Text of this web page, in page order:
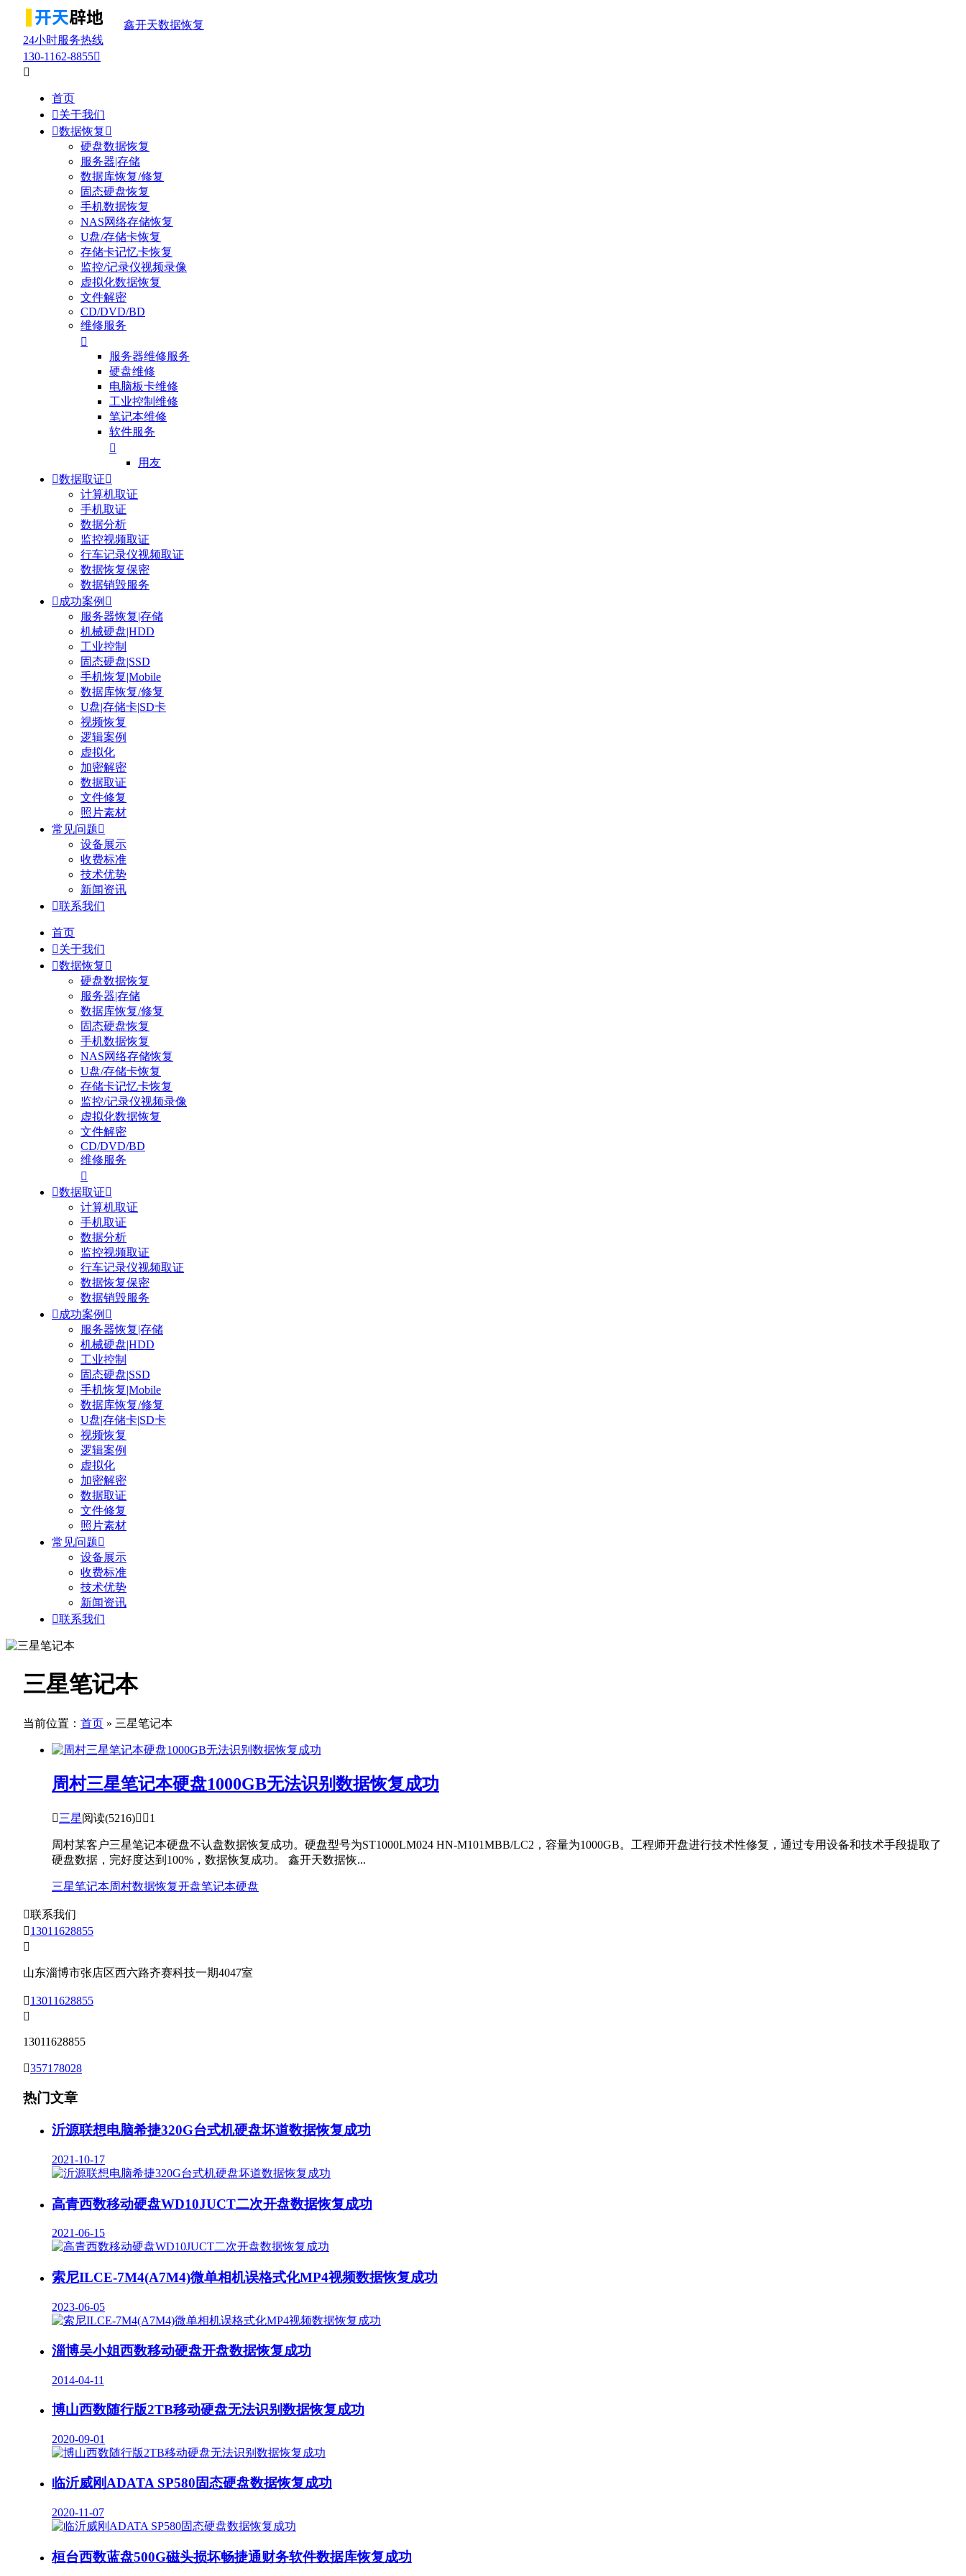
鑫开天数据恢复
24小时服务热线
130-1162-8855

首页
关于我们
数据恢复 
硬盘数据恢复
服务器|存储
数据库恢复/修复
固态硬盘恢复
手机数据恢复
NAS网络存储恢复
U盘/存储卡恢复
存储卡记忆卡恢复
监控/记录仪视频录像
虚拟化数据恢复
文件解密
CD/DVD/BD
维修服务

服务器维修服务
硬盘维修
电脑板卡维修
工业控制维修
笔记本维修
软件服务

用友
数据取证
计算机取证
手机取证
数据分析
监控视频取证
行车记录仪视频取证
数据恢复保密
数据销毁服务
 成功案例 
服务器恢复|存储
机械硬盘|HDD
工业控制
固态硬盘|SSD
手机恢复|Mobile
数据库恢复/修复
U盘|存储卡|SD卡
视频恢复
逻辑案例
虚拟化
加密解密
数据取证
文件修复
照片素材
常见问题
设备展示
收费标准
技术优势
新闻资讯
联系我们
首页
关于我们
数据恢复 
硬盘数据恢复
服务器|存储
数据库恢复/修复
固态硬盘恢复
手机数据恢复
NAS网络存储恢复
U盘/存储卡恢复
存储卡记忆卡恢复
监控/记录仪视频录像
虚拟化数据恢复
文件解密
CD/DVD/BD
维修服务

数据取证
计算机取证
手机取证
数据分析
监控视频取证
行车记录仪视频取证
数据恢复保密
数据销毁服务
 成功案例 
服务器恢复|存储
机械硬盘|HDD
工业控制
固态硬盘|SSD
手机恢复|Mobile
数据库恢复/修复
U盘|存储卡|SD卡
视频恢复
逻辑案例
虚拟化
加密解密
数据取证
文件修复
照片素材
常见问题
设备展示
收费标准
技术优势
新闻资讯
联系我们
三星笔记本
当前位置： 首页 » 三星笔记本
周村三星笔记本硬盘1000GB无法识别数据恢复成功
三星阅读(5216) 1
周村某客户三星笔记本硬盘不认盘数据恢复成功。硬盘型号为ST1000LM024 HN-M101MBB/LC2，容量为1000GB。工程师开盘进行技术性修复，通过专用设备和技术手段提取了
硬盘数据，完好度达到100%，数据恢复成功。 鑫开天数据恢...
三星笔记本周村数据恢复开盘笔记本硬盘
联系我们
13011628855

山东淄博市张店区西六路齐赛科技一期4047室
13011628855

13011628855
357178028
热门文章
沂源联想电脑希捷320G台式机硬盘坏道数据恢复成功
2021-10-17
高青西数移动硬盘WD10JUCT二次开盘数据恢复成功
2021-06-15
索尼ILCE-7M4(A7M4)微单相机误格式化MP4视频数据恢复成功
2023-06-05
淄博吴小姐西数移动硬盘开盘数据恢复成功
2014-04-11
博山西数随行版2TB移动硬盘无法识别数据恢复成功
2020-09-01
临沂威刚ADATA SP580固态硬盘数据恢复成功
2020-11-07
桓台西数蓝盘500G磁头损坏畅捷通财务软件数据库恢复成功